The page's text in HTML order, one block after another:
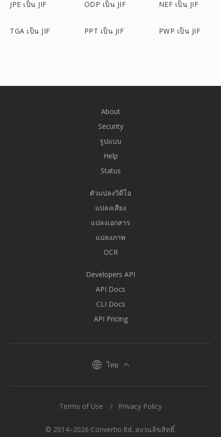
JPE เป็น JIF ODP เป็น JIF NEF เป็น JIF
TGA เป็น JIF PPT เป็น JIF PWP เป็น JIF
About
Security
รูปแบบ
Help
Status
ตัวแปลงวิดีโอ
แปลงเสียง
แปลงเอกสาร
แปลงภาพ
OCR
Developers API
API Docs
CLI Docs
API Pricing
ไทย
© 2014–2026 Convertio ltd. สงวนลิขสิทธิ์.
Terms of Use Privacy Policy